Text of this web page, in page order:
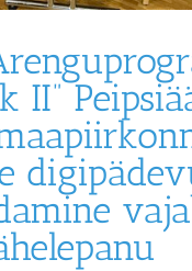
II”